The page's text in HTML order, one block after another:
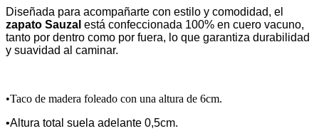
Diseñada para acompañarte con estilo y comodidad, el
zapato Sauzal está confeccionada 100% en cuero vacuno,
tanto por dentro como por fuera, lo que garantiza durabilidad
y suavidad al caminar.
•Taco de madera foleado con una altura de 6cm.
•Altura total suela adelante 0,5cm.